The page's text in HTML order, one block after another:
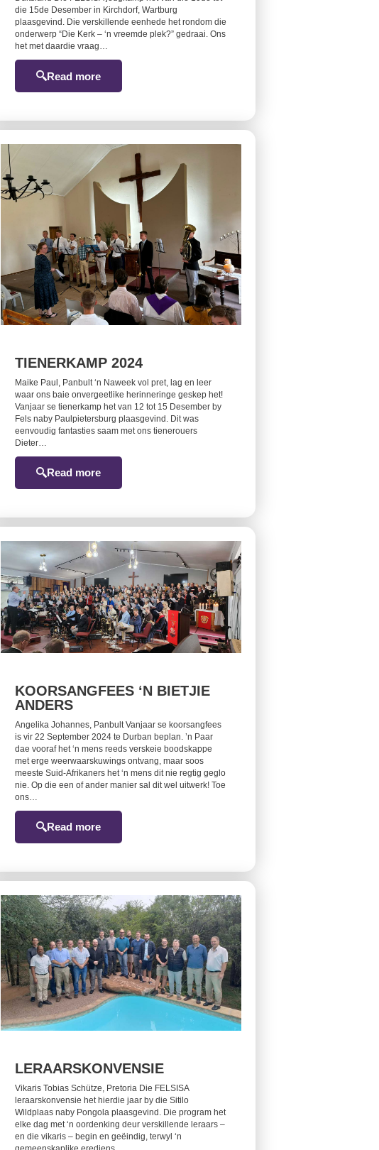
die 15de Desember in Kirchdorf, Wartburg
plaasgevind. Die verskillende eenhede het rondom die
onderwerp “Die Kerk – ‘n vreemde plek?” gedraai. Ons
het met daardie vraag…
Read more
TIENERKAMP 2024
Maike Paul, Panbult ‘n Naweek vol pret, lag en leer
waar ons baie onvergeetlike herinneringe geskep het!
Vanjaar se tienerkamp het van 12 tot 15 Desember by
Fels naby Paulpietersburg plaasgevind. Dit was
eenvoudig fantasties saam met ons tienerouers
Dieter…
Read more
KOORSANGFEES ‘N BIETJIE
ANDERS
Angelika Johannes, Panbult Vanjaar se koorsangfees
is vir 22 September 2024 te Durban beplan. ’n Paar
dae vooraf het ‘n mens reeds verskeie boodskappe
met erge weerwaarskuwings ontvang, maar soos
meeste Suid-Afrikaners het ‘n mens dit nie regtig geglo
nie. Op die een of ander manier sal dit wel uitwerk! Toe
ons…
Read more
LERAARSKONVENSIE
Vikaris Tobias Schütze, Pretoria Die FELSISA
leraarskonvensie het hierdie jaar by die Sitilo
Wildplaas naby Pongola plaasgevind. Die program het
elke dag met ‘n oordenking deur verskillende leraars –
en die vikaris – begin en geëindig, terwyl ‘n